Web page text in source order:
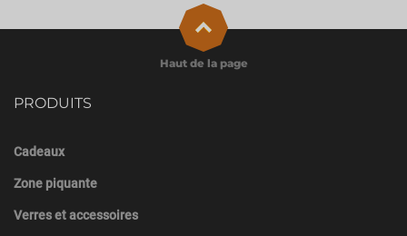
PRODUITS
Cadeaux
Zone piquante
Verres et accessoires
Haut de la page